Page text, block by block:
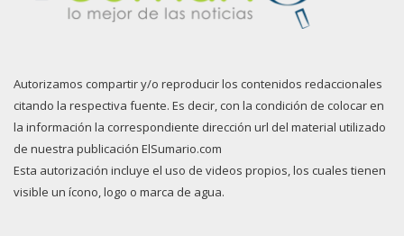
Autorizamos compartir y/o reproducir los contenidos redaccionales
citando la respectiva fuente. Es decir, con la condición de colocar en
la información la correspondiente dirección url del material utilizado
de nuestra publicación ElSumario.com
Esta autorización incluye el uso de videos propios, los cuales tienen
visible un ícono, logo o marca de agua.